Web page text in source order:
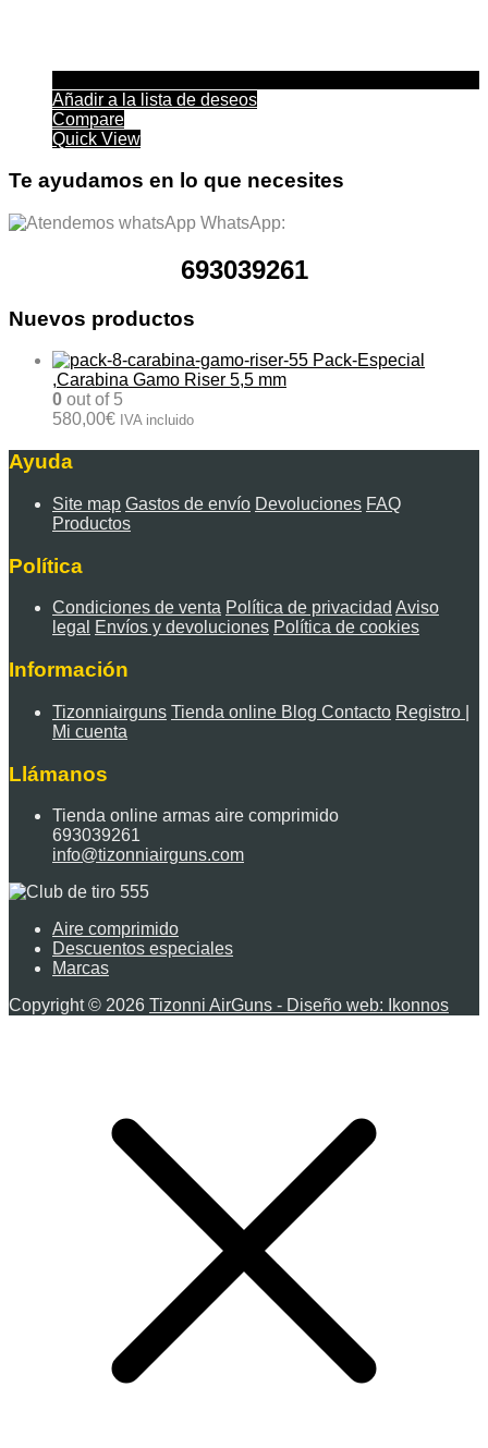
Añadir a la lista de deseos
Compare
Quick View
Te ayudamos en lo que necesites
WhatsApp:
693039261
Nuevos productos
Pack-Especial
,Carabina Gamo Riser 5,5 mm
0 out of 5
580,00€ IVA incluido
Ayuda
Site map Gastos de envío Devoluciones FAQ
Productos
Política
Condiciones de venta Política de privacidad Aviso
legal
Envíos y devoluciones Política de cookies
Información
Tizonniairguns Tienda online Blog Contacto Registro |
Mi cuenta
Llámanos
Tienda online armas aire comprimido
693039261
info@tizonniairguns.com
Aire comprimido
Descuentos especiales
Marcas
Copyright © 2026 Tizonni AirGuns - Diseño web: Ikonnos